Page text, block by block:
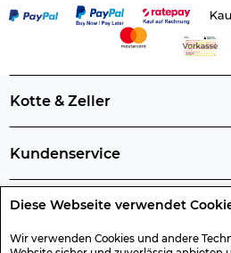
Diese Webseite verwendet
Wir verwenden Cookies und andere
Kotte & Zeller
Kundenservice
Rechtliche Artikelinfos